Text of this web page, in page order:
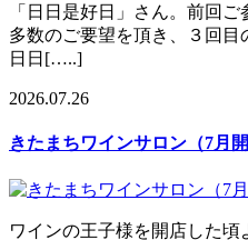
「日日是好日」さん。前回
多数のご要望を頂き、３回目
日日[…..]
2026.07.26
きたまちワインサロン（7月
ワインの王子様を開店した